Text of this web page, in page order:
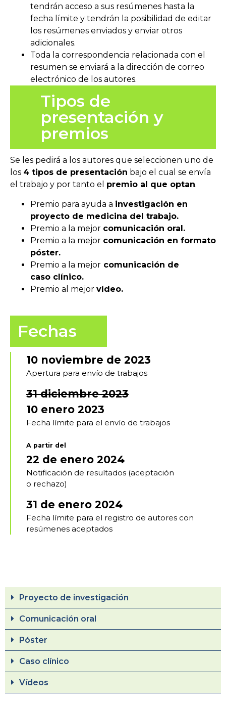
tendrán acceso a sus resúmenes hasta la
fecha límite y tendrán la posibilidad de editar
los resúmenes enviados y enviar otros
adicionales.
Toda la correspondencia relacionada con el
resumen se enviará a la dirección de correo
electrónico de los autores.
Tipos de
presentación y
premios
Se les pedirá a los autores que seleccionen uno de
los 4 tipos de presentación bajo el cual se envía
el trabajo y por tanto el premio al que optan.
Premio para ayuda a investigación en
proyecto de medicina del trabajo.
Premio a la mejor comunicación oral.
Premio a la mejor comunicación en formato
póster.
Premio a la mejor comunicación de
caso clínico.
Premio al mejor vídeo.
Fechas
10 noviembre de 2023
Apertura para envío de trabajos
31 diciembre 2023
10 enero 2023
Fecha límite para el envío de trabajos
A partir del
22 de enero 2024
Notificación de resultados (aceptación
o rechazo)
31 de enero 2024
Fecha límite para el registro de autores con
resúmenes aceptados
Proyecto de investigación
Comunicación oral
Póster
Caso clínico
Vídeos